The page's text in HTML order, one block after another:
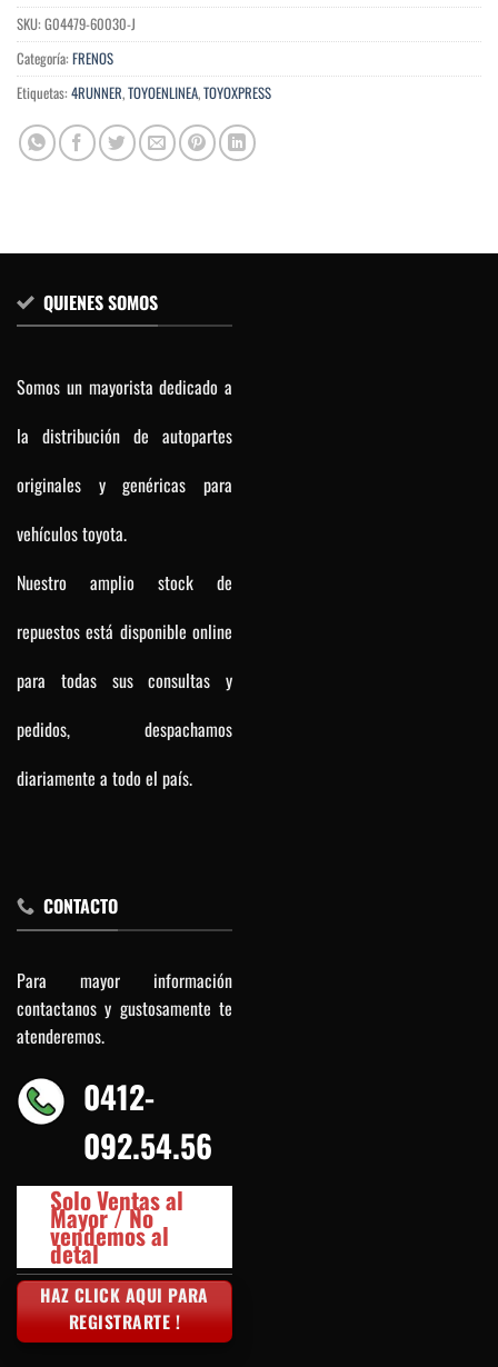
SKU: G04479-60030-J
Categoría: FRENOS
Etiquetas: 4RUNNER,TOYOENLINEA,TOYOXPRESS
QUIENES SOMOS
Somos un mayorista dedicado a
la distribución de autopartes
originales y genéricas para
vehículos toyota.
Nuestro amplio stock de
repuestos está disponible online
para todas sus consultas y
pedidos, despachamos
diariamente a todo el país.
CONTACTO
Para mayor información
contactanos y gustosamente te
atenderemos.
0412-
092.54.56
Solo Ventas al
Mayor / No
vendemos al
detal
HAZ CLICK AQUI PARA
REGISTRARTE !